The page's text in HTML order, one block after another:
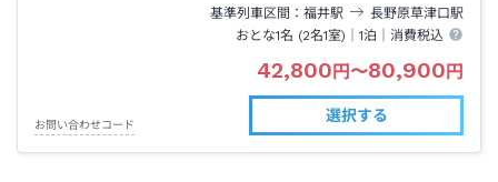
基準列車区間 福井駅 長野原草津口駅
おとな1名 (2名1室)｜1泊 ｜消費税込
42,800円〜80,900円
お問い合わせコード
選択する